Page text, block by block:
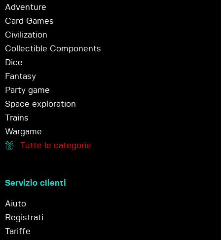
Adventure
Card Games
Civilization
Collectible Components
Dice
Fantasy
Party game
Space exploration
Trains
Wargame
Tutte le categorie
Servizio clienti
Aiuto
Registrati
Tariffe